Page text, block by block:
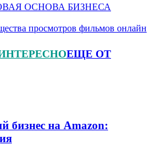
ОСНОВА БИЗНЕСА
просмотров фильмов онлайн
ЕЩЕ ОТ
бизнес на Amazon: